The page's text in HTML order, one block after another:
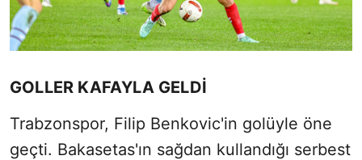
GOLLER KAFAYLA GELDİ
Trabzonspor, Filip Benkovic'in golüyle öne
geçti. Bakasetas'ın sağdan kullandığı serbest